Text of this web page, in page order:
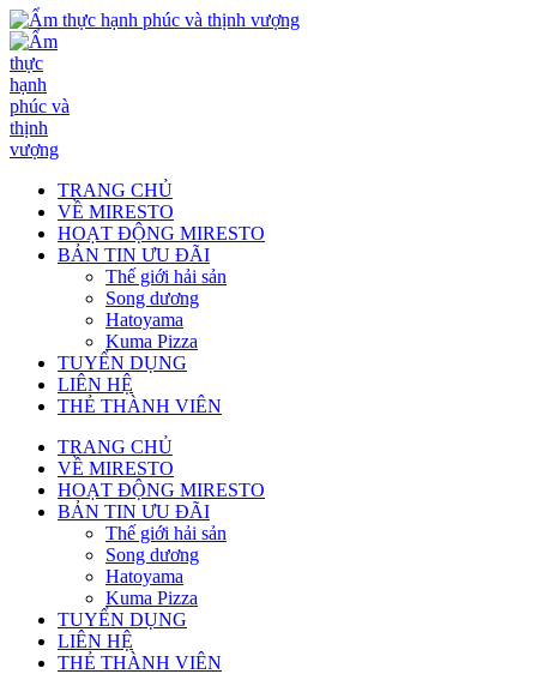
TRANG CHỦ
VỀ MIRESTO
HOẠT ĐỘNG MIRESTO
BẢN TIN ƯU ĐÃI
Thế giới hải sản
Song dương
Hatoyama
Kuma Pizza
TUYỂN DỤNG
LIÊN HỆ
THẺ THÀNH VIÊN
TRANG CHỦ
VỀ MIRESTO
HOẠT ĐỘNG MIRESTO
BẢN TIN ƯU ĐÃI
Thế giới hải sản
Song dương
Hatoyama
Kuma Pizza
TUYỂN DỤNG
LIÊN HỆ
THẺ THÀNH VIÊN